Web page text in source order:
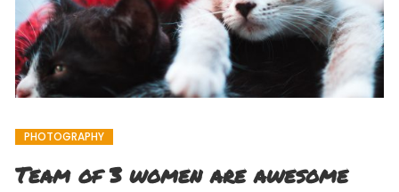
PHOTOGRAPHY
Team of 3 women are awesome